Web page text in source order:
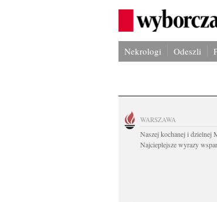
Nekrologi Odeszli
WARSZAWA
Naszej kochanej i dzielnej
Najcieplejsze wyrazy